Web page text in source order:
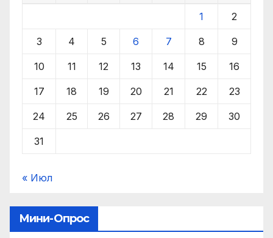
1 2
3 4 5 6 7 8 9
10 11 12 13 14 15 16
17 18 19 20 21 22 23
24 25 26 27 28 29 30
31
« Июл
Мини-Опрос